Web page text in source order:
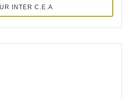
INTER C.E.A